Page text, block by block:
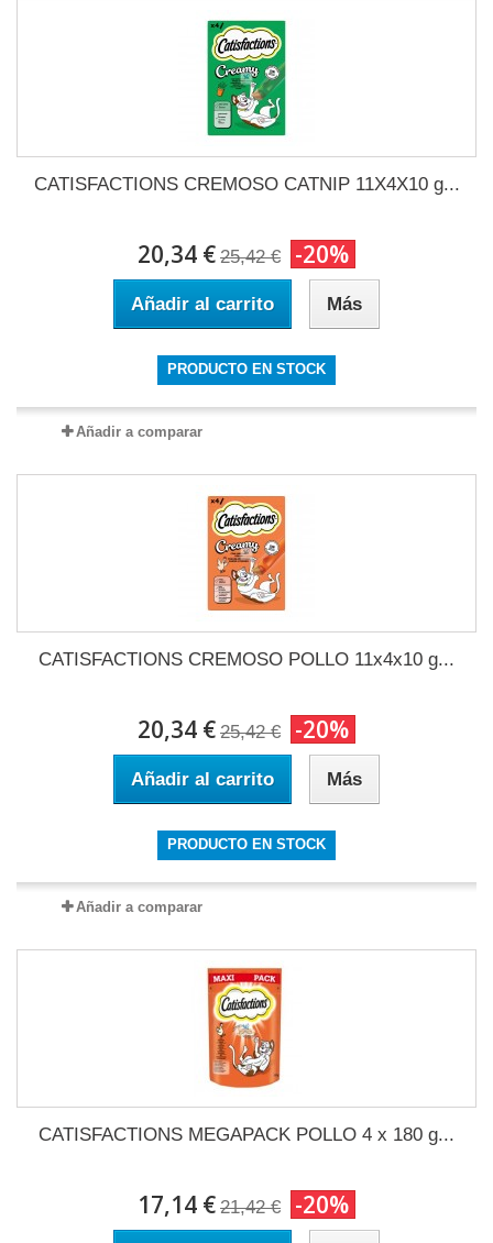
CATISFACTIONS CREMOSO CATNIP 11X4X10 g...
20,34 € 25,42 € -20%
Añadir al carrito Más
PRODUCTO EN STOCK
Añadir a comparar
CATISFACTIONS CREMOSO POLLO 11x4x10 g...
20,34 € 25,42 € -20%
Añadir al carrito Más
PRODUCTO EN STOCK
Añadir a comparar
CATISFACTIONS MEGAPACK POLLO 4 x 180 g...
17,14 € 21,42 € -20%